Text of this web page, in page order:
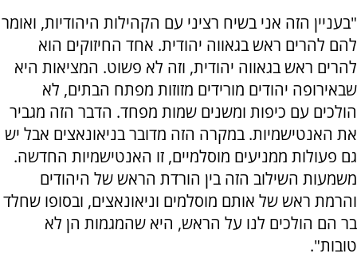
"בעניין הזה אני בשיח רציני עם הקהילות היהודיות, ואומר
להם להרים ראש בגאווה יהודית. אחד החיזוקים הוא
להרים ראש בגאווה יהודית, וזה לא פשוט. המציאות היא
שבאירופה יהודים מורידים מזוזות מפתח הבתים, לא
הולכים עם כיפות ומשנים שמות מפחד. הדבר הזה מגביר
את האנטישמיות. במקרה הזה מדובר בניאונאצים אבל יש
גם פעולות ממניעים מוסלמיים, זו האנטישמיות החדשה.
משמעות השילוב הזה בין הורדת הראש של היהודים
והרמת ראש של אותם מוסלמים וניאונאצים, ובסופו שחלד
בר הם הולכים לנו על הראש, היא שהמגמות הן לא
טובות".